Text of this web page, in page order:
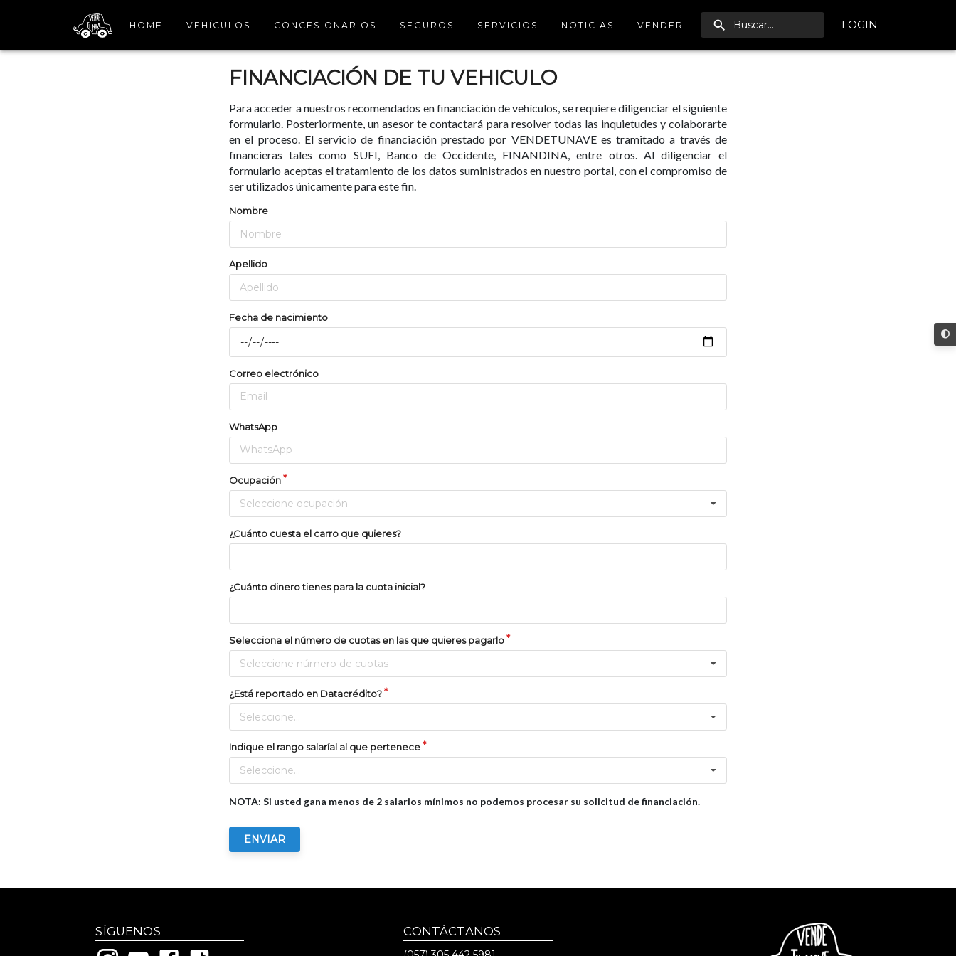
HOME VEHÍCULOS CONCESIONARIOS SEGUROS SERVICIOS NOTICIAS VENDER LOGIN
FINANCIACIÓN DE TU VEHICULO
Para acceder a nuestros recomendados en financiación de vehículos, se requiere diligenciar el siguiente
formulario. Posteriormente, un asesor te contactará para resolver todas las inquietudes y colaborarte
en el proceso. El servicio de financiación prestado por VENDETUNAVE es tramitado a través de
financieras tales como SUFI, Banco de Occidente, FINANDINA, entre otros. Al diligenciar el
formulario aceptas el tratamiento de los datos suministrados en nuestro portal, con el compromiso de
ser utilizados únicamente para este fin.
Nombre
Apellido
Fecha de nacimiento
Correo electrónico
WhatsApp
Ocupación
Seleccione ocupación
¿Cuánto cuesta el carro que quieres?
¿Cuánto dinero tienes para la cuota inicial?
Selecciona el número de cuotas en las que quieres pagarlo
Seleccione número de cuotas
¿Está reportado en Datacrédito?
Seleccione...
Indique el rango salaríal al que pertenece
Seleccione...
NOTA: Si usted gana menos de 2 salarios mínimos no podemos procesar su solicitud de financiación.
ENVIAR
SÍGUENOS CONTÁCTANOS